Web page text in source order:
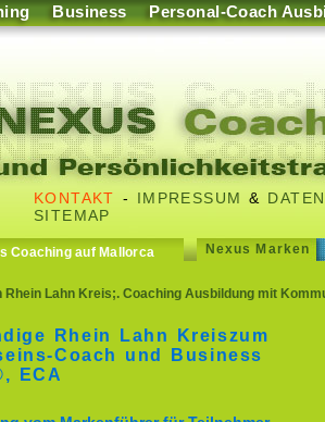
Business Personal-Coach
KONTAKT - IMPRESSUM &
SITEMAP
Coaching auf Mallorca Nexus Marken
Lahn Kreis;. Coaching Ausbildung mit
Rhein Lahn Kreiszum
Coach und Business
ECA